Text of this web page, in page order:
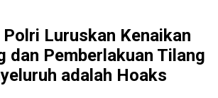
Luruskan Kenaikan
dan Pemberlakuan Tilang
adalah Hoaks